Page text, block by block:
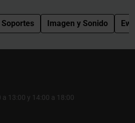
Soportes Imagen y Sonido
a 13:00 y 14:00 a 18:00